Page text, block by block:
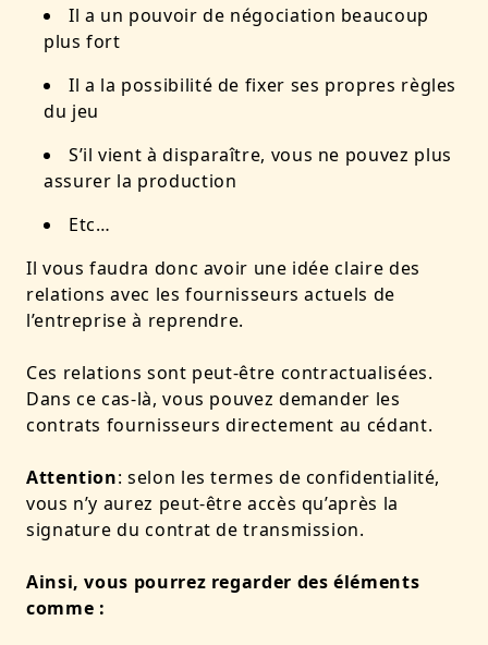
Il a un pouvoir de négociation beaucoup
plus fort
Il a la possibilité de fixer ses propres règles
du jeu
S’il vient à disparaître, vous ne pouvez plus
assurer la production
Etc…
Il vous faudra donc avoir une idée claire des
relations avec les fournisseurs actuels de
l’entreprise à reprendre.
Ces relations sont peut-être contractualisées.
Dans ce cas-là, vous pouvez demander les
contrats fournisseurs directement au cédant.
Attention: selon les termes de confidentialité,
vous n’y aurez peut-être accès qu’après la
signature du contrat de transmission.
Ainsi, vous pourrez regarder des éléments
comme :